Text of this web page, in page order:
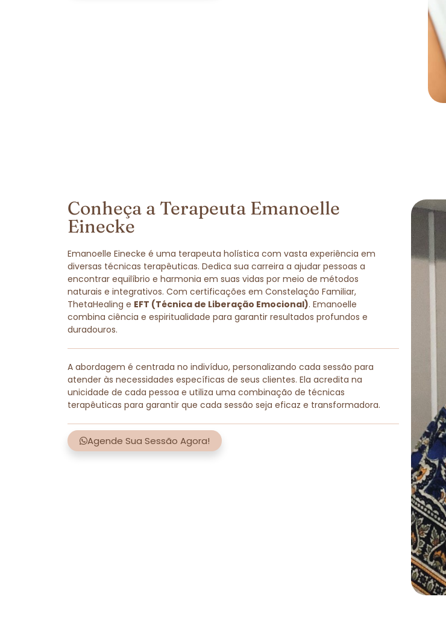
Conheça a Terapeuta Emanoelle
Einecke
Emanoelle Einecke é uma terapeuta holística com vasta experiência em
diversas técnicas terapêuticas. Dedica sua carreira a ajudar pessoas a
encontrar equilíbrio e harmonia em suas vidas por meio de métodos
naturais e integrativos. Com certificações em Constelação Familiar,
ThetaHealing e EFT (Técnica de Liberação Emocional). Emanoelle
combina ciência e espiritualidade para garantir resultados profundos e
duradouros.
A abordagem é centrada no indivíduo, personalizando cada sessão para
atender às necessidades específicas de seus clientes. Ela acredita na
unicidade de cada pessoa e utiliza uma combinação de técnicas
terapêuticas para garantir que cada sessão seja eficaz e transformadora.
Agende Sua Sessão Agora!